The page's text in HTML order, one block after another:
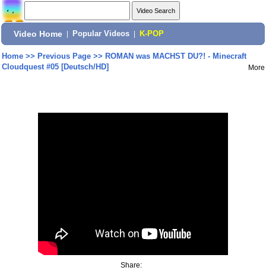
Video Home Popular Videos K-POP
Home>> Previous Page>> ROMAN was MACHST DU?! - Minecraft
Cloudquest #05 [Deutsch/HD]
More
Share: